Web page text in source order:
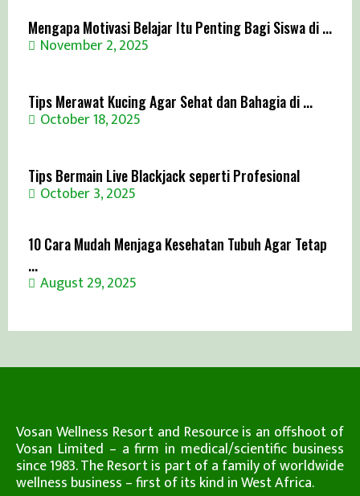
Mengapa Motivasi Belajar Itu Penting Bagi Siswa di ...
November 2, 2025
Tips Merawat Kucing Agar Sehat dan Bahagia di ...
October 18, 2025
Tips Bermain Live Blackjack seperti Profesional
October 3, 2025
10 Cara Mudah Menjaga Kesehatan Tubuh Agar Tetap
...
August 29, 2025
Vosan Wellness Resort and Resource is an offshoot of
Vosan Limited – a firm in medical/scientific business
since 1983. The Resort is part of a family of worldwide
wellness business – first of its kind in West Africa.